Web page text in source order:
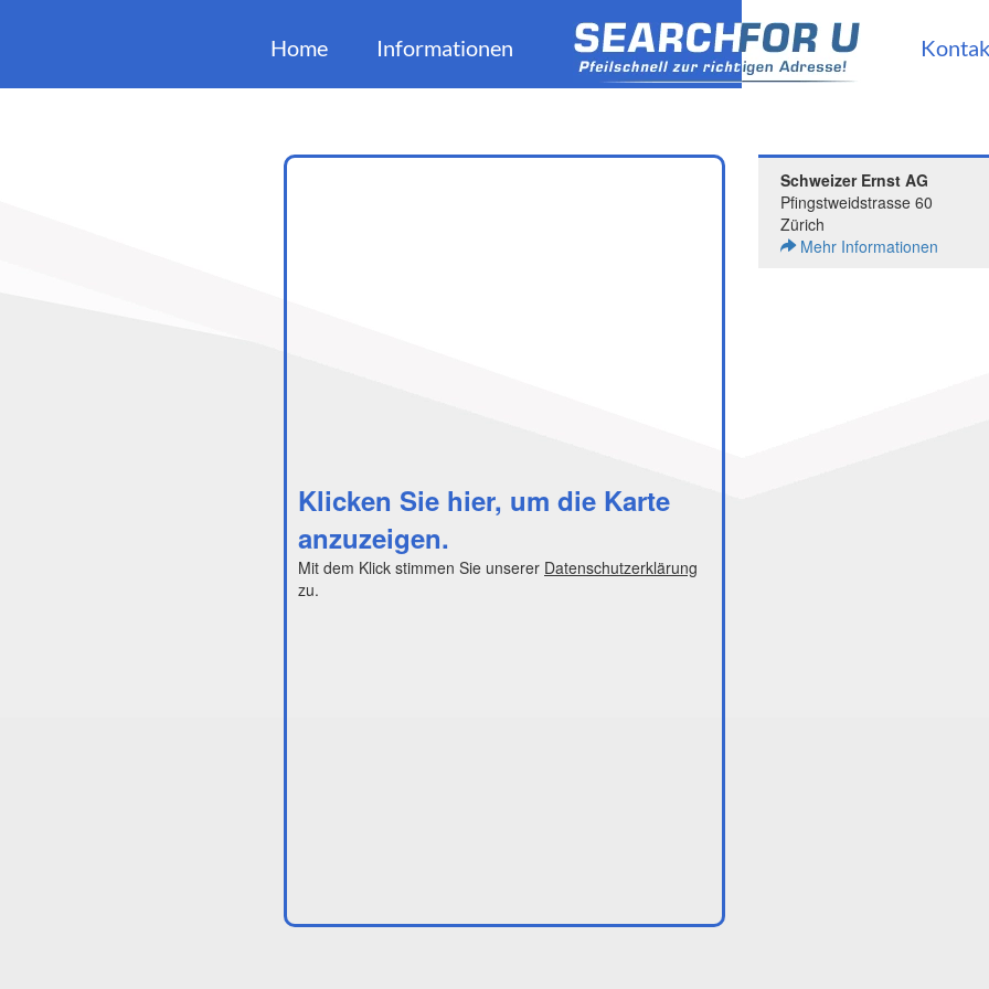
Home Informationen
Klicken Sie hier, um die Karte
anzuzeigen.
Mit dem Klick stimmen Sie unserer Datenschutzerklärung
zu.
Schweizer Ernst AG
Pfingstweidstrasse 60
Zürich
Mehr Informationen